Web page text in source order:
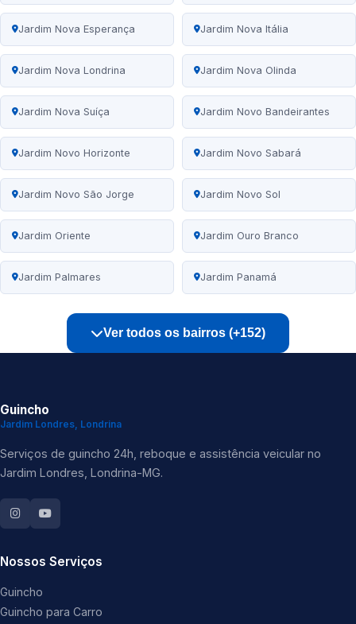
Jardim Nova Esperança Jardim Nova Itália
Jardim Nova Londrina Jardim Nova Olinda
Jardim Nova Suíça Jardim Novo Bandeirantes
Jardim Novo Horizonte Jardim Novo Sabará
Jardim Novo São Jorge Jardim Novo Sol
Jardim Oriente Jardim Ouro Branco
Jardim Palmares Jardim Panamá
Ver todos os bairros (+152)
Guincho
Jardim Londres, Londrina
Serviços de guincho 24h, reboque e assistência veicular no
Jardim Londres, Londrina-MG.
Nossos Serviços
Guincho
Guincho para Carro